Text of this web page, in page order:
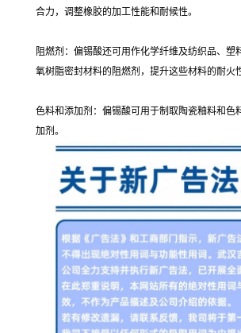
合力，调整橡胶的加工性能和耐候性。
阻燃剂：偏锡酸还可用作化学纤维及纺织品、塑
氧树脂密封材料的阻燃剂，提升这些材料的耐火
色料和添加剂：偏锡酸可用于制取陶瓷釉料和色
加剂。